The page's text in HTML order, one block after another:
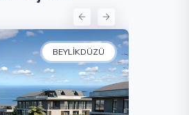
BEYLIKDÜZÜ